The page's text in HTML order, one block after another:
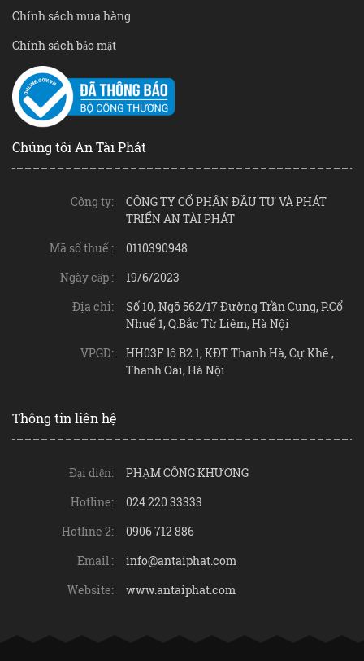
Chính sách mua hàng
Chính sách bảo mật
Chúng tôi An Tài Phát
Công ty:
CÔNG TY CỔ PHẦN ĐẦU TƯ VÀ PHÁT
TRIỂN AN TÀI PHÁT
Mã số thuế :
0110390948
Ngày cấp :
19/6/2023
Địa chỉ:
Số 10, Ngõ 562/17 Đường Trần Cung, P.Cổ
Nhuế 1, Q.Bắc Từ Liêm, Hà Nội
VPGD:
HH03F lô B2.1, KĐT Thanh Hà, Cự Khê ,
Thanh Oai, Hà Nội
Thông tin liên hệ
Đại diện:
PHẠM CÔNG KHƯƠNG
Hotline:
024 220 33333
Hotline 2:
0906 712 886
Email :
info@antaiphat.com
Website:
www.antaiphat.com